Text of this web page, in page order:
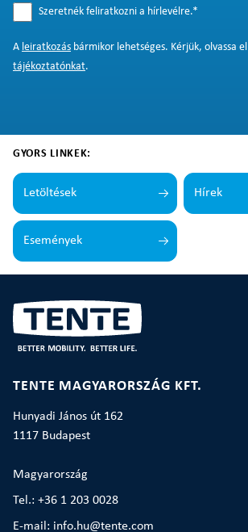
Szeretnék feliratkozni a hírlevélre.*
A leiratkozás bármikor lehetséges. Kérjük, olvassa el
tájékoztatónkat.
GYORS LINKEK:
Letöltések Hírek
Események
TENTE MAGYARORSZÁG KFT.
Hunyadi János út 162
1117 Budapest
Magyarország
Tel.: +36 1 203 0028
E-mail: info.hu@tente.com